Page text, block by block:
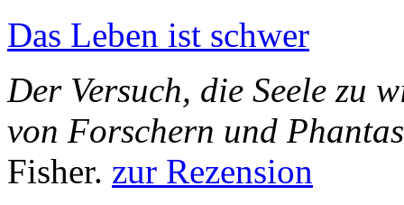
Das Leben ist schwer
Der Versuch, die Seele zu
von Forschern und
Fisher. zur Rezension